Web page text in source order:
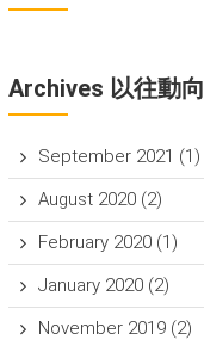
Archives 以往動向
September 2021 (1)
August 2020(2)
February 2020(1)
January 2020(2)
November 2019(2)